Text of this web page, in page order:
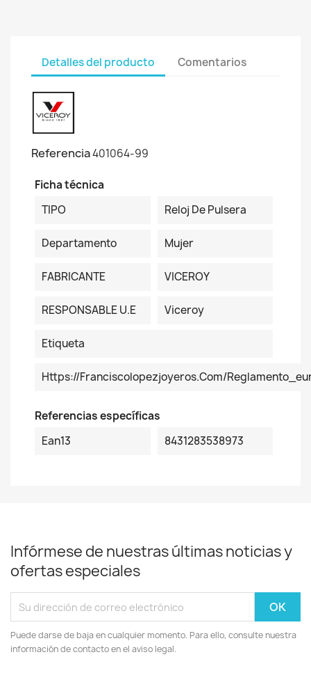
Detalles del producto Comentarios
Referencia401064-99
Ficha técnica
TIPO
Reloj De Pulsera
Departamento Mujer
FABRICANTE VICEROY
RESPONSABLE U.E Viceroy
Etiqueta
Https://franciscolopezjoyeros.com/
Referencias específicas
Ean13
8431283538973
Infórmese de nuestras últimas noticias y
ofertas especiales
Puede darse de baja en cualquier momento. Para ello, consulte nuestra
información de contacto en el aviso legal.